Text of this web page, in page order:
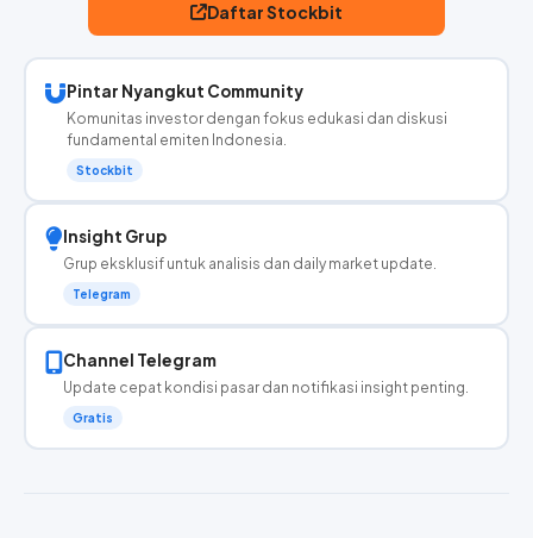
Daftar Stockbit
Pintar Nyangkut Community
Komunitas investor dengan fokus edukasi dan diskusi
fundamental emiten Indonesia.
Stockbit
Insight Grup
Grup eksklusif untuk analisis dan daily market update.
Telegram
Channel Telegram
Update cepat kondisi pasar dan notifikasi insight penting.
Gratis